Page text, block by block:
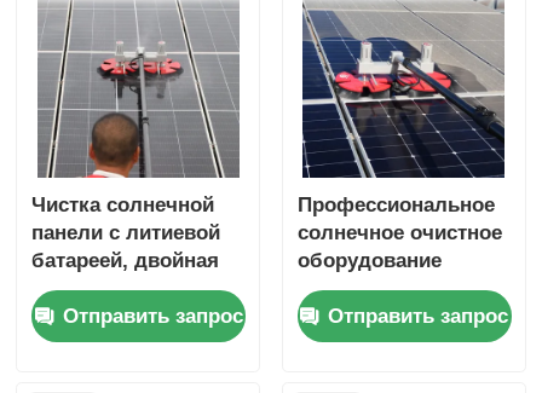
Чистка солнечной
панели с литиевой
батареей, двойная
вращающаяся щетка
и телескопическая
опора для
Отправить запрос
Профессиональное
солнечное очистное
оборудование
Электрическая
фотоэлектрическая
панель очистка
Отправить запрос